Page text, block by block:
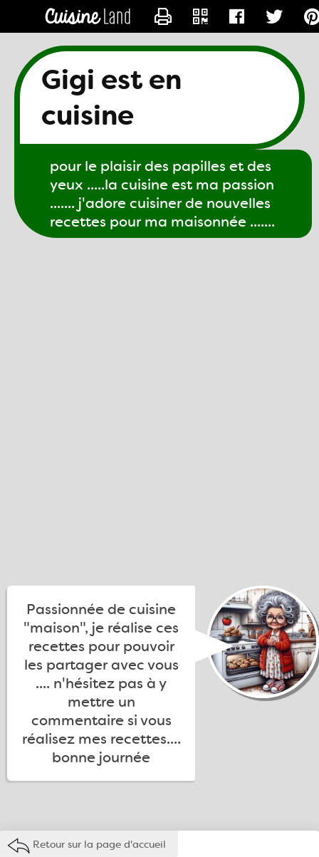
Gigi est en
cuisine
pour le plaisir des papilles et des
yeux .....la cuisine est ma passion
....... j'adore cuisiner de nouvelles
recettes pour ma maisonnée .......
Passionnée de cuisine
"maison", je réalise ces
recettes pour pouvoir
les partager avec vous
.... n'hésitez pas à y
mettre un
commentaire si vous
réalisez mes recettes....
bonne journée
Retour sur la page d'accueil
CONTACTER GIGI61